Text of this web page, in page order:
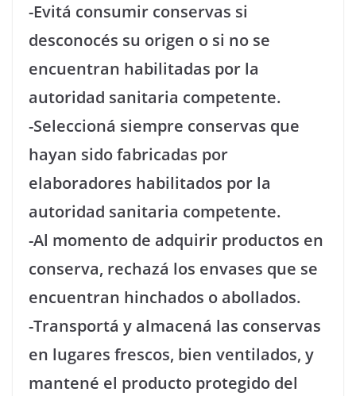
-Evitá consumir conservas si
desconocés su origen o si no se
encuentran habilitadas por la
autoridad sanitaria competente.
-Seleccioná siempre conservas que
hayan sido fabricadas por
elaboradores habilitados por la
autoridad sanitaria competente.
-Al momento de adquirir productos en
conserva, rechazá los envases que se
encuentran hinchados o abollados.
-Transportá y almacená las conservas
en lugares frescos, bien ventilados, y
mantené el producto protegido del